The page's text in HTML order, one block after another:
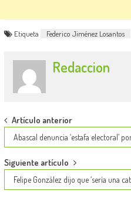
Etiqueta Federico Jiménez Losantos
Redaccion
Post
navigation
Artículo anterior
Abascal denuncia ‘estafa electoral’
Siguiente artículo
Felipe González dijo que ‘sería una